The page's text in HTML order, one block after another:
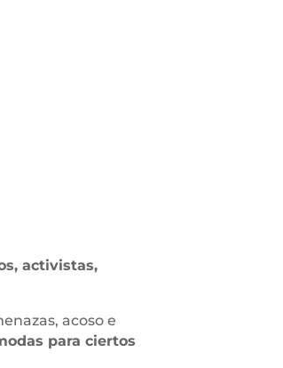
activistas,
acoso e
para ciertos